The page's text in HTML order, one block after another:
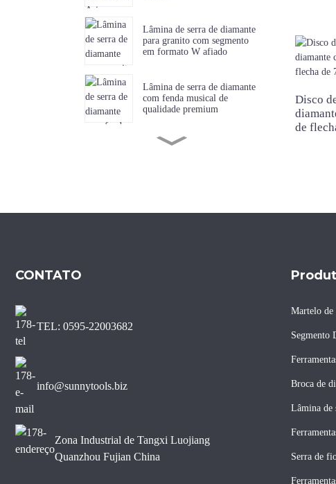
Lâmina de serra de diamante
para granito com segmento
em formato W afiado
Lâmina de serra de diamante
com fenda musical de
qualidade premium
Lâmina de serra diamantada
Disco
de
CONTATO
TEL: 0595-22003682
info@sunnytools.biz
Zona Industrial de Tangxi Luojiang
Quanzhou Fujian China
Martelo de
Segmento
Broca de
Lâmina de
Serra de